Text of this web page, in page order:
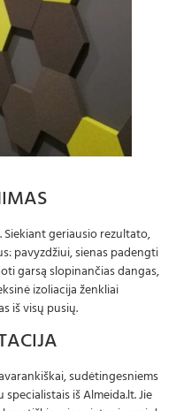
geriausio rezultato,
pavyzdžiui, sienas padengti
garsą slopinančias dangas,
izoliacija ženkliai
iš visų pusių.
sudėtingesniems
iš Almeida.lt. Jie